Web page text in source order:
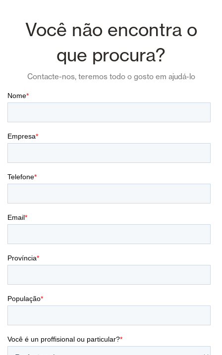
Você não encontra o
que procura?
Contacte-nos, teremos todo o gosto em ajudá-lo